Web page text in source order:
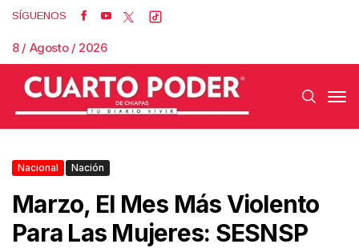
SÍGUENOS
8 / Agosto / 2026
Nacional Nación
Marzo, El Mes Más Violento
Para Las Mujeres: SESNSP